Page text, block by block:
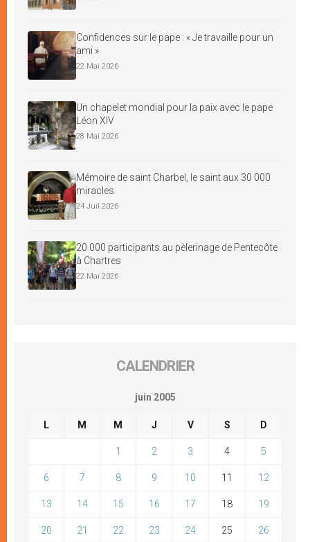
Confidences sur le pape : « Je travaille pour un
ami »
22 Mai 2026
Un chapelet mondial pour la paix avec le pape
Léon XIV
28 Mai 2026
Mémoire de saint Charbel, le saint aux 30 000
miracles
24 Juil 2026
20 000 participants au pèlerinage de Pentecôte
à Chartres
22 Mai 2026
CALENDRIER
juin 2005
L M M J V S D
1 2 3 4 5
6 7 8 9 10 11 12
13 14 15 16 17 18 19
20 21 22 23 24 25 26